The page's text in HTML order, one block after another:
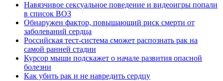
Навязчивое сексуальное поведение и видеоигры попали
в список ВОЗ
Обнаружен фактор, повышающий риск смерти от
заболеваний сердца
Российская тест-система сможет распознать рак на
самой ранней стадии
Курсор мыши подскажет о начале развития опасной
болезни
Как убить рак и не навредить сердцу